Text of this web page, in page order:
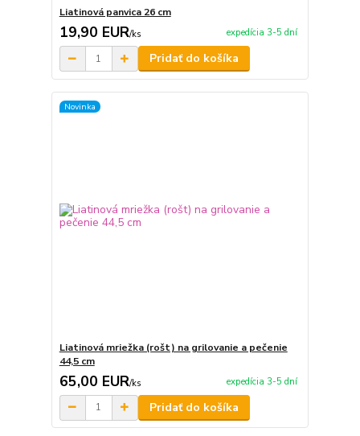
Liatinová panvica 26 cm
19,90 EUR/ks expedícia 3-5 dní
Pridať do košíka
Novinka
Liatinová mriežka (rošt) na grilovanie a pečenie
44,5 cm
65,00 EUR/ks expedícia 3-5 dní
Pridať do košíka